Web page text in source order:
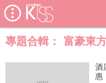
專題合輯： 富豪東
酒
惠